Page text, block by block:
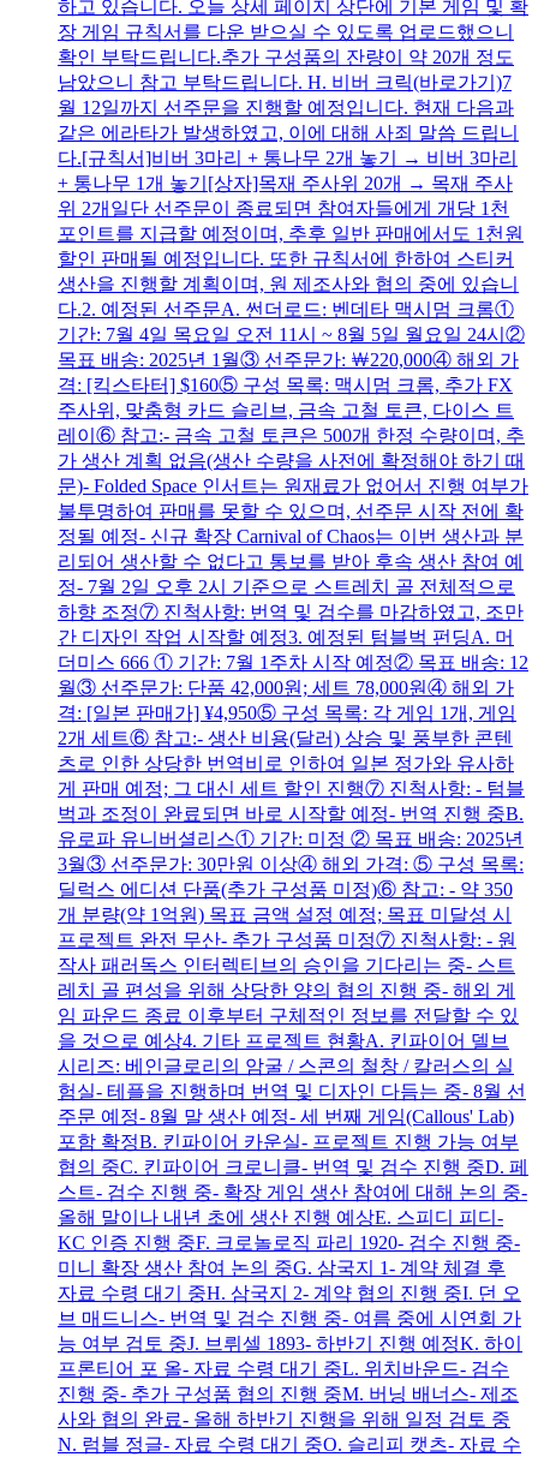
하고 있습니다. 오늘 상세 페이지 상단에 기본 게임 및 확
장 게임 규칙서를 다운 받으실 수 있도록 업로드했으니
확인 부탁드립니다.추가 구성품의 잔량이 약 20개 정도
남았으니 참고 부탁드립니다. H. 비버 크릭(바로가기)7
월 12일까지 선주문을 진행할 예정입니다. 현재 다음과
같은 에라타가 발생하였고, 이에 대해 사죄 말씀 드립니
다.[규칙서]비버 3마리 + 통나무 2개 놓기 → 비버 3마리
+ 통나무 1개 놓기[상자]목재 주사위 20개 → 목재 주사
위 2개일단 선주문이 종료되면 참여자들에게 개당 1천
포인트를 지급할 예정이며, 추후 일반 판매에서도 1천원
할인 판매될 예정입니다. 또한 규칙서에 한하여 스티커
생산을 진행할 계획이며, 원 제조사와 협의 중에 있습니
다.2. 예정된 선주문A. 썬더로드: 벤데타 맥시멈 크롬①
기간: 7월 4일 목요일 오전 11시 ~ 8월 5일 월요일 24시②
목표 배송: 2025년 1월③ 선주문가: ￦220,000④ 해외 가
격: [킥스타터] $160⑤ 구성 목록: 맥시멈 크롬, 추가 FX
주사위, 맞춤형 카드 슬리브, 금속 고철 토큰, 다이스 트
레이⑥ 참고:- 금속 고철 토큰은 500개 한정 수량이며, 추
가 생산 계획 없음(생산 수량을 사전에 확정해야 하기 때
문)- Folded Space 인서트는 원재료가 없어서 진행 여부가
불투명하여 판매를 못할 수 있으며, 선주문 시작 전에 확
정될 예정- 신규 확장 Carnival of Chaos는 이번 생산과 분
리되어 생산할 수 없다고 통보를 받아 후속 생산 참여 예
정- 7월 2일 오후 2시 기준으로 스트레치 골 전체적으로
하향 조정⑦ 진척사항: 번역 및 검수를 마감하였고, 조만
간 디자인 작업 시작할 예정3. 예정된 텀블벅 펀딩A. 머
더미스 666 ① 기간: 7월 1주차 시작 예정② 목표 배송: 12
월③ 선주문가: 단품 42,000원; 세트 78,000원④ 해외 가
격: [일본 판매가] ¥4,950⑤ 구성 목록: 각 게임 1개, 게임
2개 세트⑥ 참고:- 생산 비용(달러) 상승 및 풍부한 콘텐
츠로 인한 상당한 번역비로 인하여 일본 정가와 유사하
게 판매 예정; 그 대신 세트 할인 진행⑦ 진척사항: - 텀블
벅과 조정이 완료되면 바로 시작할 예정- 번역 진행 중B.
유로파 유니버셜리스① 기간: 미정 ② 목표 배송: 2025년
3월③ 선주문가: 30만원 이상④ 해외 가격: ⑤ 구성 목록:
딜럭스 에디션 단품(추가 구성품 미정)⑥ 참고: - 약 350
개 분량(약 1억원) 목표 금액 설정 예정; 목표 미달성 시
프로젝트 완전 무산- 추가 구성품 미정⑦ 진척사항: - 원
작사 패러독스 인터렉티브의 승인을 기다리는 중- 스트
레치 골 편성을 위해 상당한 양의 협의 진행 중- 해외 게
임 파운드 종료 이후부터 구체적인 정보를 전달할 수 있
을 것으로 예상4. 기타 프로젝트 현황A. 킨파이어 델브
시리즈: 베인글로리의 암굴 / 스콘의 철창 / 칼러스의 실
험실- 테플을 진행하며 번역 및 디자인 다듬는 중- 8월 선
주문 예정- 8월 말 생산 예정- 세 번째 게임(Callous' Lab)
포함 확정B. 킨파이어 카운실- 프로젝트 진행 가능 여부
협의 중C. 킨파이어 크로니클- 번역 및 검수 진행 중D. 페
스트- 검수 진행 중- 확장 게임 생산 참여에 대해 논의 중-
올해 말이나 내년 초에 생산 진행 예상E. 스피디 피디-
KC 인증 진행 중F. 크로놀로직 파리 1920- 검수 진행 중-
미니 확장 생산 참여 논의 중G. 삼국지 1- 계약 체결 후
자료 수령 대기 중H. 삼국지 2- 계약 협의 진행 중I. 던 오
브 매드니스- 번역 및 검수 진행 중- 여름 중에 시연회 가
능 여부 검토 중J. 브뤼셀 1893- 하반기 진행 예정K. 하이
프론티어 포 올- 자료 수령 대기 중L. 위치바운드- 검수
진행 중- 추가 구성품 협의 진행 중M. 버닝 배너스- 제조
사와 협의 완료- 올해 하반기 진행을 위해 일정 검토 중
N. 럼블 정글- 자료 수령 대기 중O. 슬리피 캣츠- 자료 수